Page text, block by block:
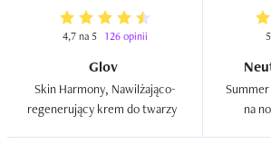
4,7 na 5 126 opinii
Glov
Skin Harmony, Nawilżająco-